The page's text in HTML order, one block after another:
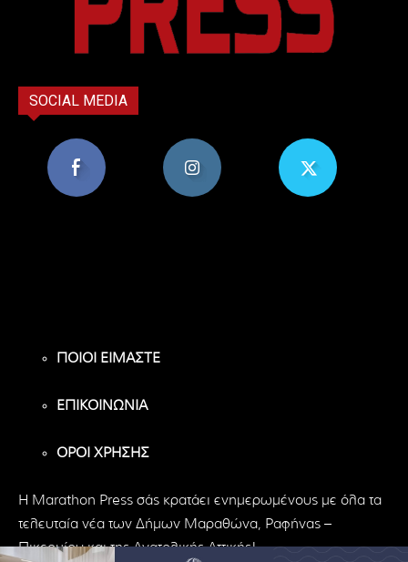
SOCIAL MEDIA
ΠΟΙΟΙ ΕΙΜΑΣΤΕ
ΕΠΙΚΟΙΝΩΝΙΑ
ΟΡΟΙ ΧΡΗΣΗΣ
H Marathon Press σάς κρατάει ενημερωμένους με όλα τα
τελευταία νέα των Δήμων Μαραθώνα, Ραφήνας –
Πικερμίου και της Ανατολικής Αττικής!